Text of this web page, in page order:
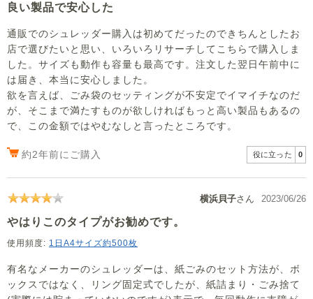
良い製品で安心した
通販でのシュレッダー購入は初めてだったのできちんとしたお
店で選びたいと思い、いろいろリサーチしてこちらで購入しま
した。サイズも動作も容量も最高です。注文した翌日午前中に
は届き、本当に安心しました。
欲を言えば、ごみ袋のセッティングが不安定でイマイチなのだ
が、そこまで満たすものが欲しければもっと高い製品もあるの
で、この金額ではやむなしと言ったところです。
約2年前にご購入 役に立った 0
横浜貝子さん 2023/06/26
やはりこのタイプがお勧めです。
使用頻度: 1日A4サイズ約500枚
有名なメーカーのシュレッダーは、紙ごみのセット方法が、ボ
ックスではなく、リング固定式でしたが、紙詰まり・ごみ捨て